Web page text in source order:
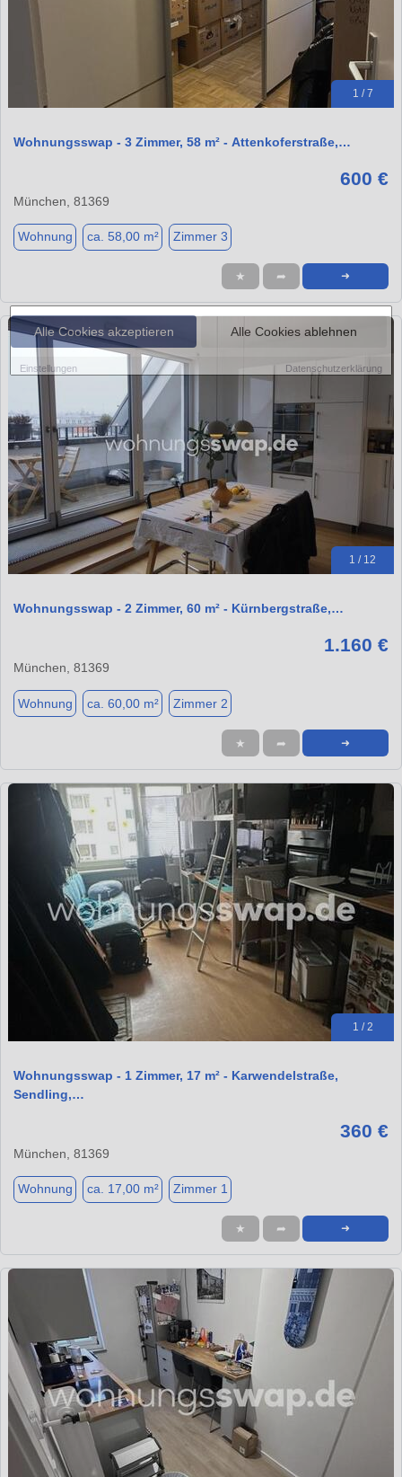
Alle Cookies akzeptieren Alle Cookies ablehnen
Einstellungen Datenschutzerklärung
1 / 7
Wohnungsswap - 3 Zimmer, 58 m² - Attenkoferstraße,…
600 €
München, 81369
Wohnung ca. 58,00 m² Zimmer 3
★ ➦ ➜
1 / 12
Wohnungsswap - 2 Zimmer, 60 m² - Kürnbergstraße,…
1.160 €
München, 81369
Wohnung ca. 60,00 m² Zimmer 2
★ ➦ ➜
1 / 2
Wohnungsswap - 1 Zimmer, 17 m² - Karwendelstraße,
Sendling,…
360 €
München, 81369
Wohnung ca. 17,00 m² Zimmer 1
★ ➦ ➜